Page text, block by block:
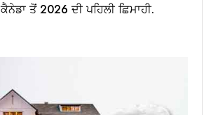
ਕੈਨੇਡਾ ਤੋਂ 2026 ਦੀ ਪਹਿਲੀ ਛਿਮਾਹੀ.